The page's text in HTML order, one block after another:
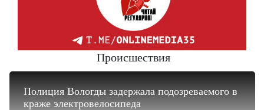
Происшествия
Полиция Вологды задержала подозреваемого в
краже электровелосипеда